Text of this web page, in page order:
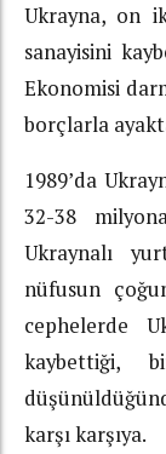
Ukrayna, on
sanayisini
Ekonomisi
borçlarla
1989’da
32-38
Ukraynalı
nüfusun
cephelerde
kaybettiği,
karşı karşıya.